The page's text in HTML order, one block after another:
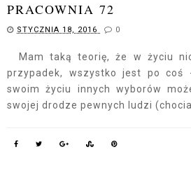
PRACOWNIA 72
STYCZNIA 18, 2016 0
Mam taką teorię, że w życiu
przypadek, wszystko jest po coś
swoim życiu innych wyborów
swojej drodze pewnych ludzi